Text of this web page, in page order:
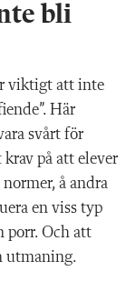
bli
viktigt att inte
Här
svårt för
krav på att elever
å andra
en viss typ
porr. Och att
utmaning.